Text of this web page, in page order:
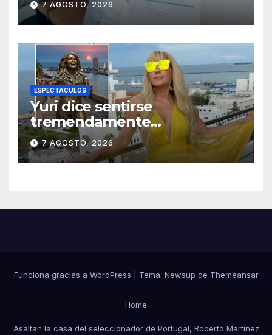
a la población
7 AGOSTO, 2026
ESPECTACULOS
Yuri dice sentirse
tremendamente
emocionada sobre su estatua
que le harán en Veracruz
7 AGOSTO, 2026
Funciona gracias a WordPress Tema: Newsup de Themeansar
Home
Asaltan la casa del seleccionador de Portugal, Roberto Martínez